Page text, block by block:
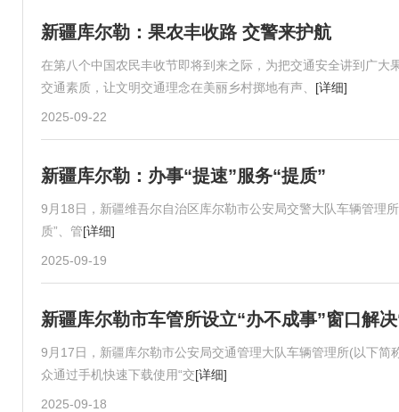
新疆库尔勒：果农丰收路 交警来护航
在第八个中国农民丰收节即将到来之际，为把交通安全讲到广
交通素质，让文明交通理念在美丽乡村掷地有声、 [详细]
2025-09-22
新疆库尔勒：办事“提速”服务“提质”
9月18日，新疆维吾尔自治区库尔勒市公安局交警大队车辆管理
质”、管[详细]
2025-09-19
新疆库尔勒市车管所设立“办不成事”窗口解
9月17日，新疆库尔勒市公安局交通管理大队车辆管理所(以下简
众通过手机快速下载使用“交[详细]
2025-09-18